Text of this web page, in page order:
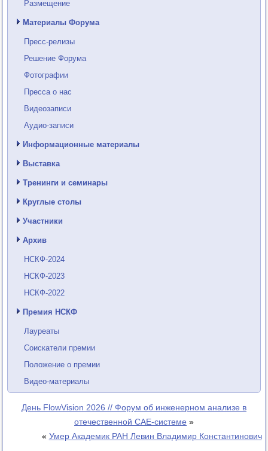
Размещение
Материалы Форума
Пресс-релизы
Решение Форума
Фотографии
Пресса о нас
Видеозаписи
Аудио-записи
Информационные материалы
Выставка
Тренинги и семинары
Круглые столы
Участники
Архив
НСКФ-2024
НСКФ-2023
НСКФ-2022
Премия НСКФ
Лауреаты
Соискатели премии
Положение о премии
Видео-материалы
День FlowVision 2026 // Форум об инженерном анализе в
отечественной CAE-системе »
« Умер Академик РАН Левин Владимир Константинович